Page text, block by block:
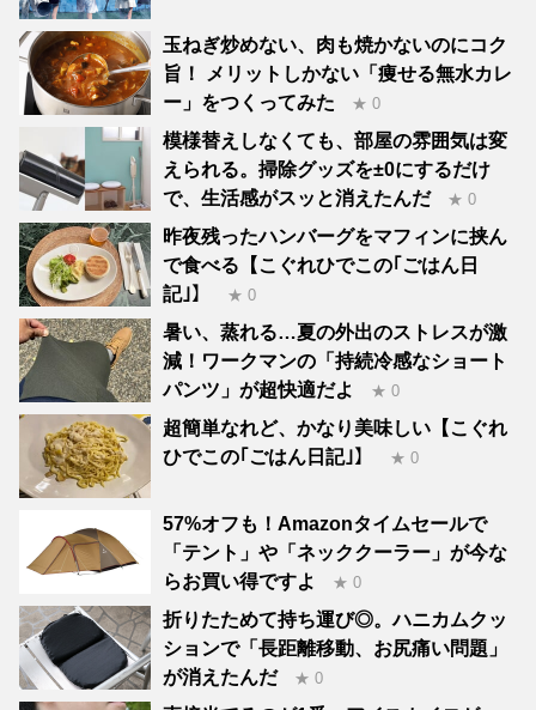
玉ねぎ炒めない、肉も焼かないのにコク
旨！ メリットしかない「痩せる無水カレ
ー」をつくってみた
★ 0
模様替えしなくても、部屋の雰囲気は変
えられる。掃除グッズを±0にするだけ
で、生活感がスッと消えたんだ
★ 0
昨夜残ったハンバーグをマフィンに挟ん
で食べる【こぐれひでこの｢ごはん日
記｣】
★ 0
暑い、蒸れる…夏の外出のストレスが激
減！ワークマンの「持続冷感なショート
パンツ」が超快適だよ
★ 0
超簡単なれど、かなり美味しい【こぐれ
ひでこの｢ごはん日記｣】
★ 0
57%オフも！Amazonタイムセールで
「テント」や「ネッククーラー」が今な
らお買い得ですよ
★ 0
折りたためて持ち運び◎。ハニカムクッ
ションで「長距離移動、お尻痛い問題」
が消えたんだ
★ 0